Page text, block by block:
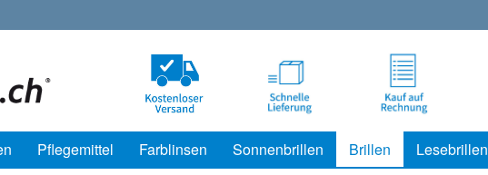
Pflegemittel Farblinsen Sonnenbrillen Brillen Lesebrillen